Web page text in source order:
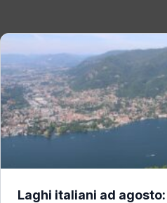
Laghi italiani ad